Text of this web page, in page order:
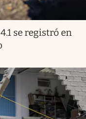
se registró en